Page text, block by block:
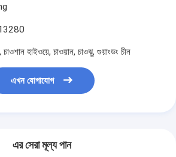
চাওশান হাইওয়ে, চাওয়ান, চাওঝু, গুয়াংডং চীন
এখন যোগাযোগ
এর সেরা মূল্য পান